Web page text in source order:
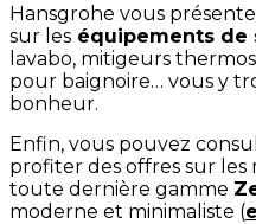
Hansgrohe vous
sur les équipements de
lavabo, mitigeurs
pour baignoire… vous y
bonheur.
Enfin, vous pouvez
profiter des offres sur les
toute dernière gamme
moderne et minimaliste (